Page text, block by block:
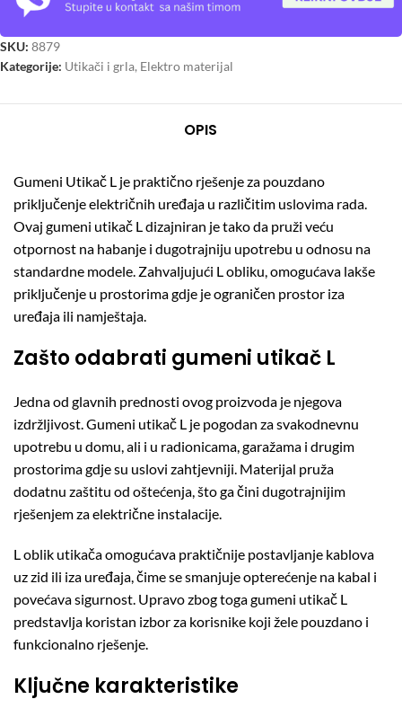
SKU: 8879
Kategorije: Utikači i grla, Elektro materijal
OPIS
Gumeni Utikač L je praktično rješenje za pouzdano
priključenje električnih uređaja u različitim uslovima rada.
Ovaj gumeni utikač L dizajniran je tako da pruži veću
otpornost na habanje i dugotrajniju upotrebu u odnosu na
standardne modele. Zahvaljujući L obliku, omogućava lakše
priključenje u prostorima gdje je ograničen prostor iza
uređaja ili namještaja.
Zašto odabrati gumeni utikač L
Jedna od glavnih prednosti ovog proizvoda je njegova
izdržljivost. Gumeni utikač L je pogodan za svakodnevnu
upotrebu u domu, ali i u radionicama, garažama i drugim
prostorima gdje su uslovi zahtjevniji. Materijal pruža
dodatnu zaštitu od oštećenja, što ga čini dugotrajnijim
rješenjem za električne instalacije.
L oblik utikača omogućava praktičnije postavljanje kablova
uz zid ili iza uređaja, čime se smanjuje opterećenje na kabal i
povećava sigurnost. Upravo zbog toga gumeni utikač L
predstavlja koristan izbor za korisnike koji žele pouzdano i
funkcionalno rješenje.
Ključne karakteristike